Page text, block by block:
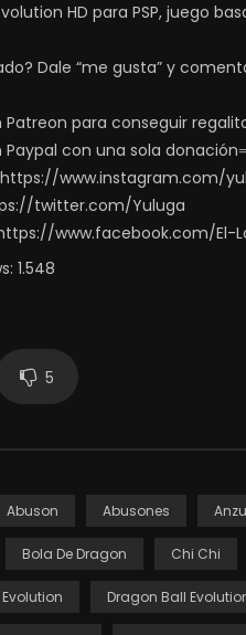
HD para PSP, juego
Dale “me gusta” y
Patreon para conseguir
Paypal con una sola
www.instagram.com/
twitter.com/Yuluga
www.facebook.com/El-
1.548
5
Abuson Abusones Anzu
Bola De Dragon Chi Chi
Dragon Ball